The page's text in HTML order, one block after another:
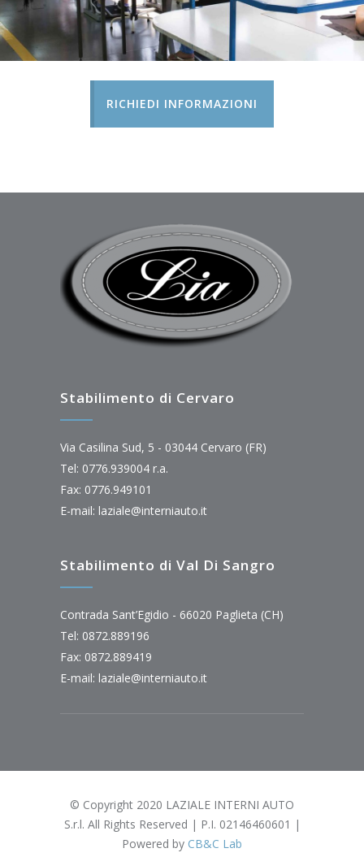
RICHIEDI INFORMAZIONI
Stabilimento di Cervaro
Via Casilina Sud, 5 - 03044 Cervaro (FR)
Tel: 0776.939004 r.a.
Fax: 0776.949101
E-mail: laziale@interniauto.it
Stabilimento di Val Di Sangro
Contrada Sant’Egidio - 66020 Paglieta (CH)
Tel: 0872.889196
Fax: 0872.889419
E-mail: laziale@interniauto.it
© Copyright 2020 LAZIALE INTERNI AUTO
S.r.l. All Rights Reserved | P.I. 02146460601 |
Powered by CB&C Lab